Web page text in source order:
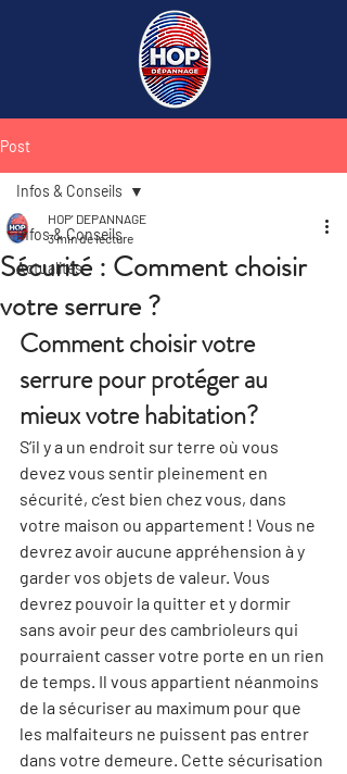
Post
Infos & Conseils
Actualités
Infos & Conseils
Sécurité : Comment choisir
votre serrure ?
HOP' DEPANNAGE
3 min de lecture
Comment choisir votre
serrure pour protéger au
mieux votre habitation?
S’il y a un endroit sur terre où vous
devez vous sentir pleinement en
sécurité, c’est bien chez vous, dans
votre maison ou appartement ! Vous ne
devrez avoir aucune appréhension à y
garder vos objets de valeur. Vous
devrez pouvoir la quitter et y dormir
sans avoir peur des cambrioleurs qui
pourraient casser votre porte en un rien
de temps. Il vous appartient néanmoins
de la sécuriser au maximum pour que
les malfaiteurs ne puissent pas entrer
dans votre demeure. Cette sécurisation